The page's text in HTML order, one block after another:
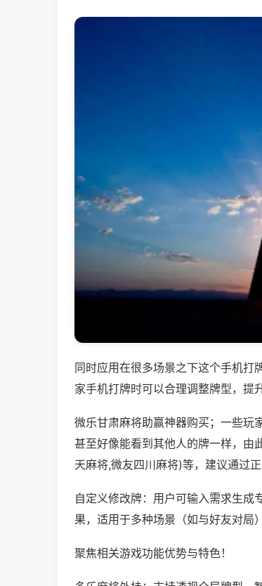
同时应用在很多场景之下这个手机打
家手机打牌时可以合理调整牌型，提
微乐甘肃麻将助赢神器购买；一些玩
甚至好像能看到其他人的牌一样，由
天麻将,微友四川麻将)等，建议通过正
自定义修改牌：用户可输入需求生成
果，适用于多种场景（如与好友对局
聚焦相关游戏功能优势与特色！